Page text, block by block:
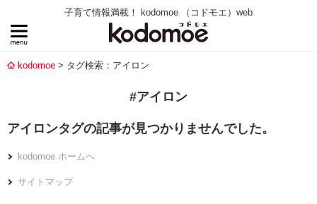
子育て情報満載！ kodomoe （コドモエ）web
kodomoe タグ検索：アイロン
#アイロン
アイロンタグの記事が見つかりませんでした。
kodomoe ホームへ
サイトマップ